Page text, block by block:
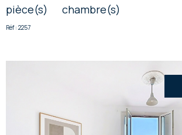
pièce(s) chambre(s)
Réf : 2257